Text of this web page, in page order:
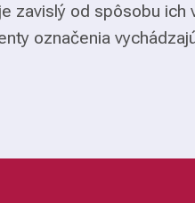
zavislý od spôsobu
označenia